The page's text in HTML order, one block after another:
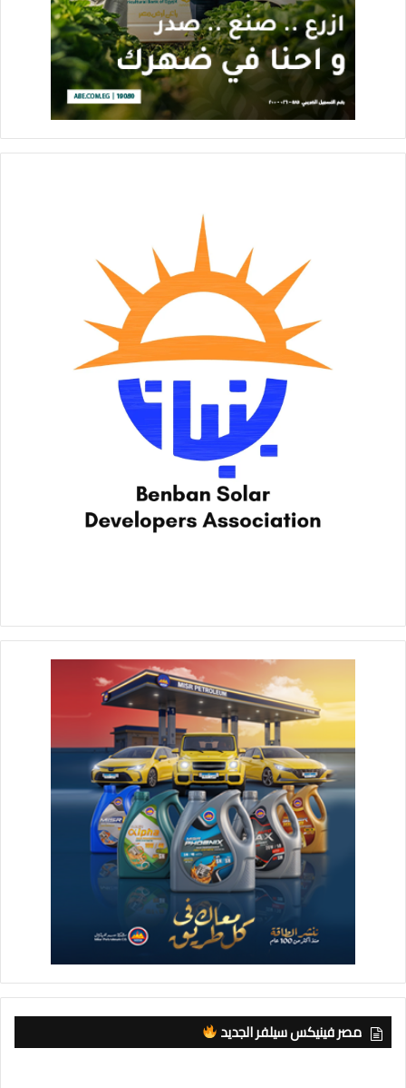
مصر فينيكس سيلفر الجديد